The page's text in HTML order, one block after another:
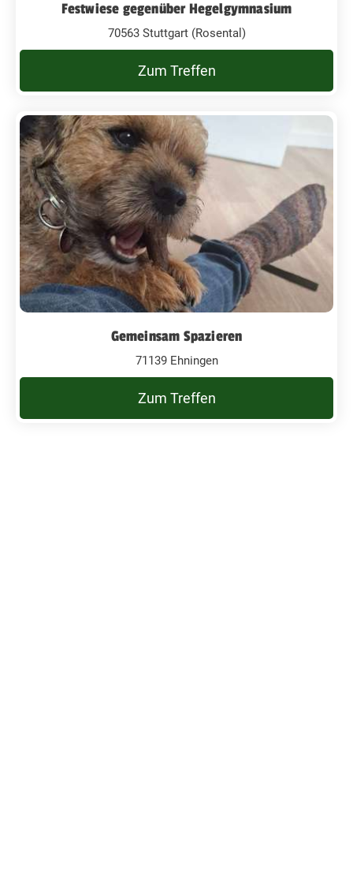
Festwiese gegenüber Hegelgymnasium
70563 Stuttgart (Rosental)
Zum Treffen
Gemeinsam Spazieren
71139 Ehningen
Zum Treffen